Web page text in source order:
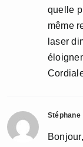
quelle
même
laser
Stéphane